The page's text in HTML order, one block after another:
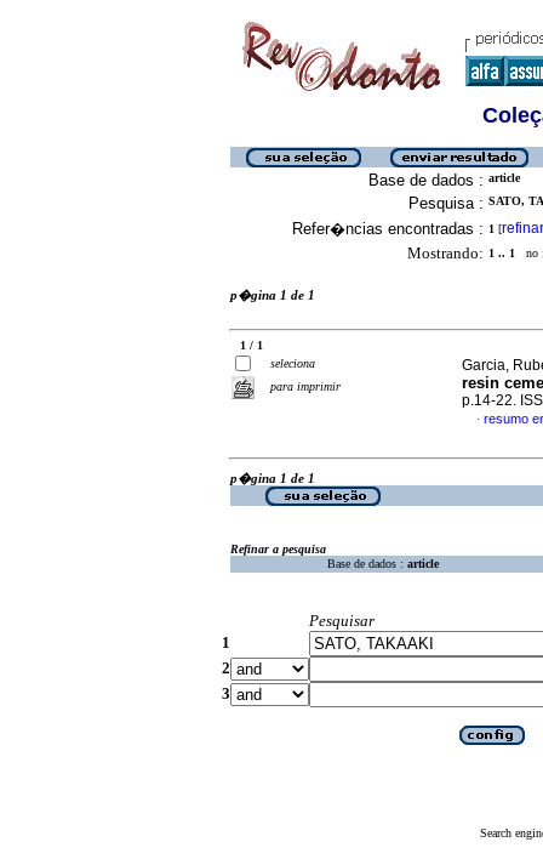
Base de dados : article
Pesquisa : SATO,
Refer�ncias encontradas : 1 [refinar
Mostrando: 1 .. 1 no
p�gina 1 de 1
1 / 1
seleciona
para imprimir
Garcia,
resin
p.14-22.
· resumo
p�gina 1 de 1
Refinar a pesquisa
Base de dados : article
Pesquisar
1
2
3
Search